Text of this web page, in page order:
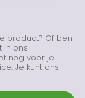
product? Of ben
in ons
nog voor je.
Je kunt ons